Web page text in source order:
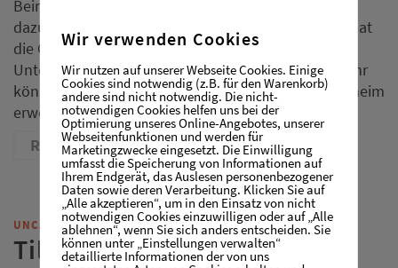
Beim Hessentag ist noch einmal ein Name
dazugekommen: Die Schauspielerin Lisa Martinek hat
die Gitarre unterzeichnet und ihren Beitrag zur
Unterstützung geleistet. Noch bis Samstag 21.00 Uhr
können für 5,00 € Lose in der Zeit[Kirche] in Rüsselheim
erworben werden. Dann …
READ MORE
UNCATEGORIZED
Tilmann Höhn
Wir verwenden Cookies
Wir nutzen auf unserer Webseite Cookies. Einige
Cookies sind notwendig (z.B. für den Warenkorb)
andere sind nicht notwendig. Die nicht-
notwendigen Cookies helfen uns bei der
Optimierung unseres Online-Angebotes, unserer
Webseitenfunktionen und werden für
Marketingzwecke eingesetzt. Die Einwilligung
umfasst die Speicherung von Informationen auf
Ihrem Endgerät, das Auslesen personenbezogener
Daten sowie deren Verarbeitung. Klicken Sie auf
„Alle akzeptieren“, um in den Einsatz von nicht
notwendigen Cookies einzuwilligen oder auf „Alle
ablehnen“, wenn Sie sich anders entscheiden. Sie
können unter „Einstellungen verwalten“
detaillierte Informationen der von uns